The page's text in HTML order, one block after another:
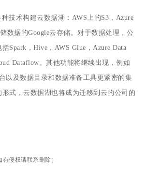
技术构建云数据湖：AWS上的S3，Azure
数据的Google云存储。对于数据处理，公
Spark，Hive，AWS Glue，Azure Data
Dataflow。其他功能将继续出现，例如
以及数据目录和数据准备工具更紧密的集
式，云数据湖也将成为迁移到云的公司的
侵权请联系删除）